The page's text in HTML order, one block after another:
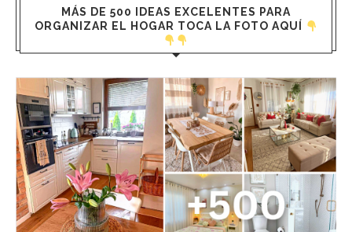
MÁS DE 500 IDEAS EXCELENTES PARA
ORGANIZAR EL HOGAR TOCA LA FOTO AQUÍ